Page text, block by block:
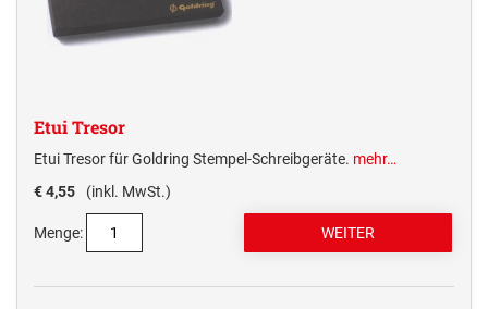
Etui Tresor
Etui Tresor für Goldring Stempel-Schreibgeräte. mehr…
€ 4,55
(inkl. MwSt.)
Menge: